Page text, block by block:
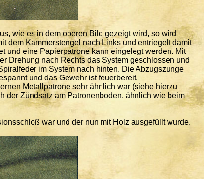
wie es in dem oberen Bild gezeigt wird, so wird
dem Kammerstengel nach Links und entriegelt damit
und eine Papierpatrone kann eingelegt werden. Mit
Drehung nach Rechts das System geschlossen und
im System nach hinten. Die Abzugszunge
und das Gewehr ist feuerbereit.
Metallpatrone sehr ähnlich war (siehe hierzu
der Zündsatz am Patronenboden, ähnlich wie beim
war und der nun mit Holz ausgefüllt wurde.